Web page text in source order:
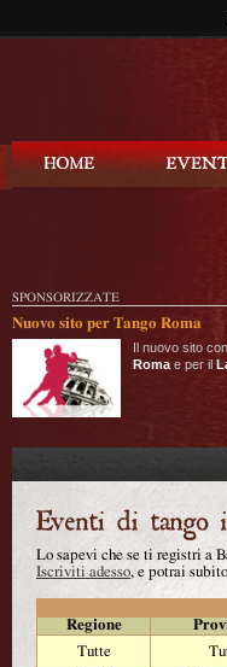
SPONSORIZZATE
Nuovo sito per Tango Roma
Il nuovo sito
Roma e per il
Lo sapevi che se ti registri a
Iscriviti adesso, e potrai
Regione
Tutte